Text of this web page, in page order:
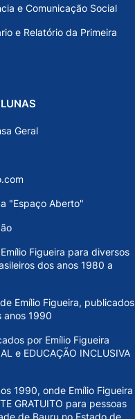
e Comunicação Social
e Relatório da Primeira
Geral
"Espaço Aberto"
Figueira para diversos
dos anos 1980 a
Emílio Figueira, publicados
anos 1990
por Emílio Figueira
e EDUCAÇÃO INCLUSIVA
1990, onde Emílio Figueira
GRATUITO para pessoas
de Bauru no Estado de